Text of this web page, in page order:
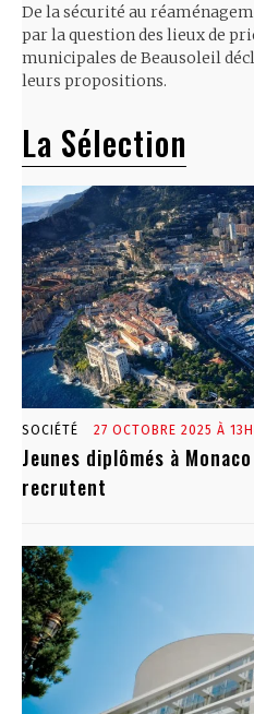
De la sécurité au
par la question des lieux de
municipales de Beausoleil
leurs propositions.
La Sélection
SOCIÉTÉ 27 OCTOBRE 2025 À
Jeunes diplômés à
recrutent